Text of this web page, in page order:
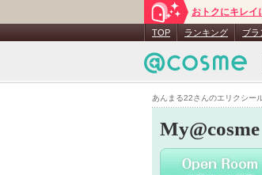
あんまる22さんのエリクシー
おトクにキレイ
TOP ランキング ブラ
My@cosme
あ